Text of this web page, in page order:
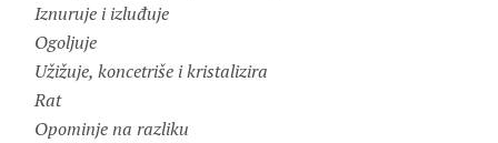
Iznuruje i izluđuje
Ogoljuje
Užižuje, koncetriše i kristalizira
Rat
Opominje na razliku